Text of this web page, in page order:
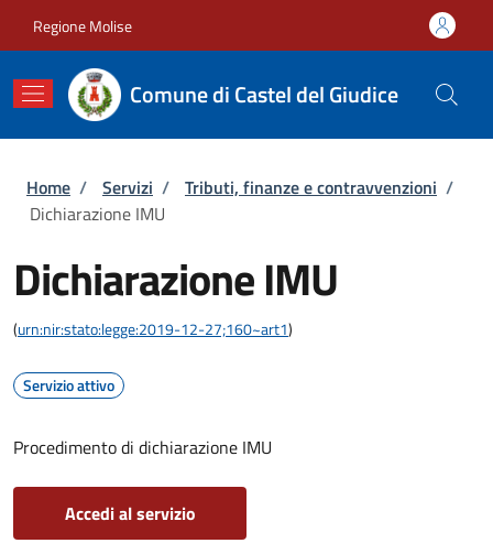
Regione Molise
Comune di Castel del Giudice
Briciole di pane
Home / Servizi / Tributi, finanze e contravvenzioni /
Dichiarazione IMU
Dichiarazione IMU
(urn:nir:stato:legge:2019-12-27;160~art1)
Servizio attivo
Procedimento di dichiarazione IMU
Accedi al servizio